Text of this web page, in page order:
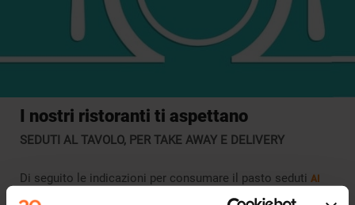
I nostri ristoranti ti aspettano
SEDUTI AL TAVOLO, PER TAKE AWAY E DELIVERY
Di seguito le indicazioni per consumare il pasto seduti AI
TAVOLI INTERNI